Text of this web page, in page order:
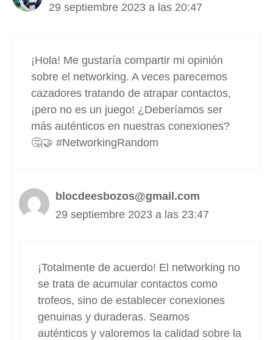
29 septiembre 2023 a las 20:47
¡Hola! Me gustaría compartir mi opinión
sobre el networking. A veces parecemos
cazadores tratando de atrapar contactos,
¡pero no es un juego! ¿Deberíamos ser
más auténticos en nuestras conexiones?
🤔🤝 #NetworkingRandom
blocdeesbozos@gmail.com
29 septiembre 2023 a las 23:47
¡Totalmente de acuerdo! El networking no
se trata de acumular contactos como
trofeos, sino de establecer conexiones
genuinas y duraderas. Seamos
auténticos y valoremos la calidad sobre la